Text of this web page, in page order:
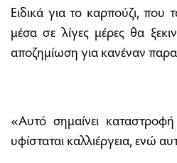
Ειδικά για το καρπούζι, που
μέσα σε λίγες μέρες θα
αποζημίωση για κανέναν
«Αυτό σημαίνει
υφίσταται καλλιέργεια, ενώ